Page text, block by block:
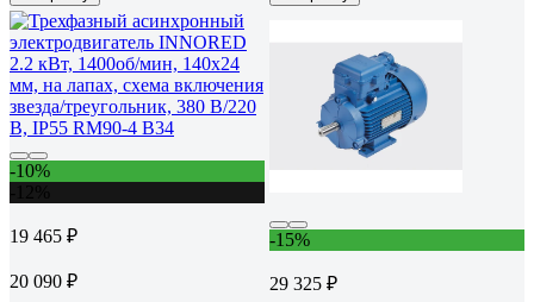
-10%
19 465 ₽
20 090 ₽
-15%
29 325 ₽